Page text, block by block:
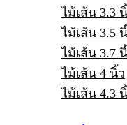
ไม้เส้น 3.3
ไม้เส้น 3.5
ไม้เส้น 3.7
ไม้เส้น 4 นิ้ว
ไม้เส้น 4.3